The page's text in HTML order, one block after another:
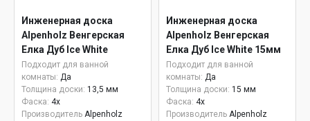
Инженерная доска
Alpenholz Венгерская
Елка Дуб Ice White
Подходит для ванной
комнаты: Да
Толщина доски: 13,5 мм
Фаска: 4x
Производитель Alpenholz
Инженерная доска
Alpenholz Венгерская
Елка Дуб Ice White 15мм
Подходит для ванной
комнаты: Да
Толщина доски: 15 мм
Фаска: 4x
Производитель Alpenholz